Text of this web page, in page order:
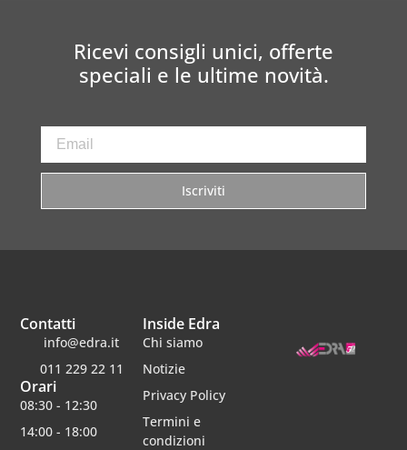
Ricevi consigli unici, offerte
speciali e le ultime novità.
Iscriviti
Inside Edra
Chi siamo
Notizie
Privacy Policy
Termini e
condizioni
Contatti
info@edra.it
011 229 22 11
Orari
08:30 - 12:30
14:00 - 18:00